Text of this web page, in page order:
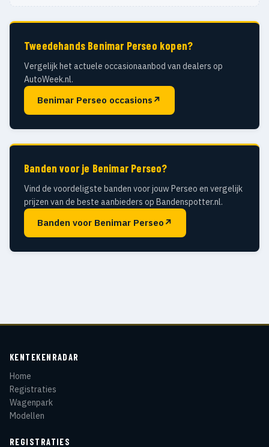
Tweedehands Benimar Perseo kopen?
Vergelijk het actuele occasionaanbod van dealers op
AutoWeek.nl.
Benimar Perseo occasions ↗
Banden voor je Benimar Perseo?
Vind de voordeligste banden voor jouw Perseo en vergelijk
prijzen van de beste aanbieders op Bandenspotter.nl.
Banden voor Benimar Perseo ↗
KENTEKENRADAR
Home
Registraties
Wagenpark
Modellen
REGISTRATIES